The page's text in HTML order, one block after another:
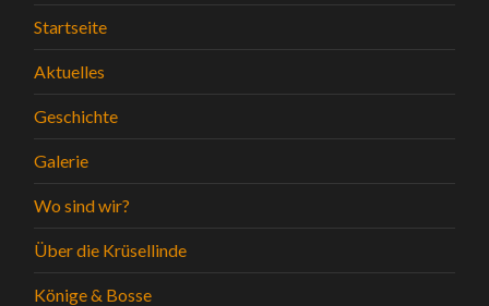
Startseite
Aktuelles
Geschichte
Galerie
Wo sind wir?
Über die Krüsellinde
Könige & Bosse